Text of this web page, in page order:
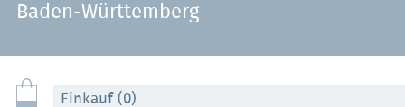
Archäologiemuseen
Baden-Württemberg
Einkauf (0)